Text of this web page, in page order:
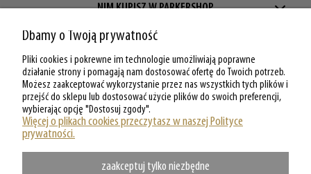
NIM KUPISZ W PARKERSHOP
ZAKUPY W PARKERSHOP
MOJE KONTO W PARKERSHOP
O PARKERSHOP
Dbamy o Twoją prywatność
Pliki cookies i pokrewne im technologie umożliwiają poprawne
działanie strony i pomagają nam dostosować ofertę do Twoich potrzeb.
Możesz zaakceptować wykorzystanie przez nas wszystkich tych plików i
przejść do sklepu lub dostosować użycie plików do swoich preferencji,
wybierając opcję "Dostosuj zgody".
Więcej o plikach cookies przeczytasz w naszej Polityce
prywatności.
zaakceptuj tylko niezbędne